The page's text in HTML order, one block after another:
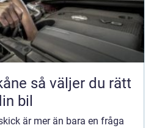
du rätt
bil
är mer än bara en fråga